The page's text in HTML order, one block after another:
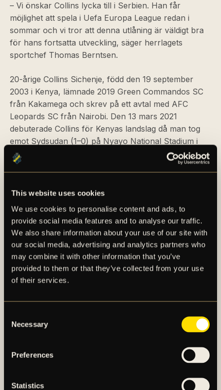
This website uses cookies
We use cookies to personalise content and ads, to
provide social media features and to analyse our traffic.
We also share information about your use of our site with
our social media, advertising and analytics partners who
may combine it with other information that you’ve
provided to them or that they’ve collected from your use
of their services.
Selection
Necessary
Preferences
Statistics
– Vi önskar Collins lycka till i Serbien. Han får
möjlighet att spela i Uefa Europa League redan i
sommar och vi tror att denna utlåning är väldigt bra
för hans fortsatta utveckling, säger herrlagets
sportchef Thomas Berntsen.
20-årige Collins Sichenje, född den 19 september
2003 i Kenya, lämnade 2019 Green Commandos SC
från Kakamega och skrev på ett avtal med AFC
Leopards SC från Nairobi. Den 13 mars 2021
debuterade Collins för Kenyas landslag då man tog
emot Sydsudan (1–0) på Nyayo National Stadium i
Nairobi.
se det bifogade materialet i detta pressmeddelande.
AIK – SEDAN 1891
AIK Fotboll AB bedriver AIK Fotbollsförenings
damlag. Herrlaget spelar i Allsvenskan och damlaget
spelar i OBOS Damallsvenskan. AIK Fotboll AB är
noterat på NGM Nordic Growth Market Stockholm.